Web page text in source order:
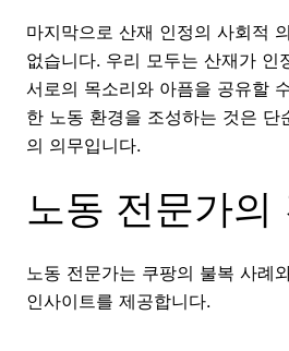
마지막으로 산재 인정의 사회적
없습니다. 우리 모두는 산재가 인
서로의 목소리와 아픔을 공유할
한 노동 환경을 조성하는 것은 단
의 의무입니다.
노동 전문가의
노동 전문가는 쿠팡의 불복 사례
인사이트를 제공합니다.